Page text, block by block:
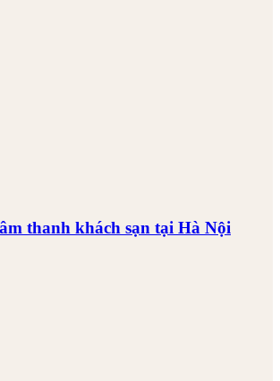
thanh khách sạn tại Hà Nội